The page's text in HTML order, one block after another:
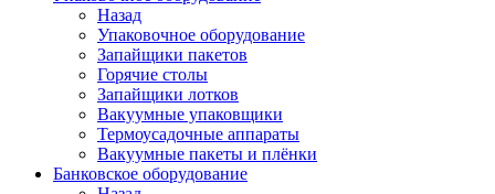
Назад
Упаковочное оборудование
Запайщики пакетов
Горячие столы
Запайщики лотков
Вакуумные упаковщики
Термоусадочные аппараты
Вакуумные пакеты и плёнки
Банковское оборудование